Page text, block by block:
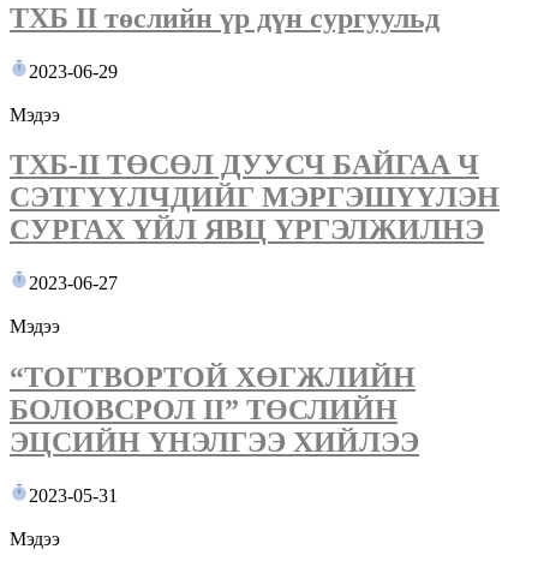
ТХБ II төслийн үр дүн сургуульд
2023-06-29
Мэдээ
ТХБ-II ТӨСӨЛ ДУУСЧ БАЙГАА Ч
СЭТГҮҮЛЧДИЙГ МЭРГЭШҮҮЛЭН
СУРГАХ ҮЙЛ ЯВЦ ҮРГЭЛЖИЛНЭ
2023-06-27
Мэдээ
“ТОГТВОРТОЙ ХӨГЖЛИЙН
БОЛОВСРОЛ II” ТӨСЛИЙН
ЭЦСИЙН ҮНЭЛГЭЭ ХИЙЛЭЭ
2023-05-31
Мэдээ